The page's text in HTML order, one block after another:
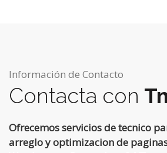
Información de Contacto
Contacta con
Ofrecemos servicios de tecnico
arreglo y optimizacion de